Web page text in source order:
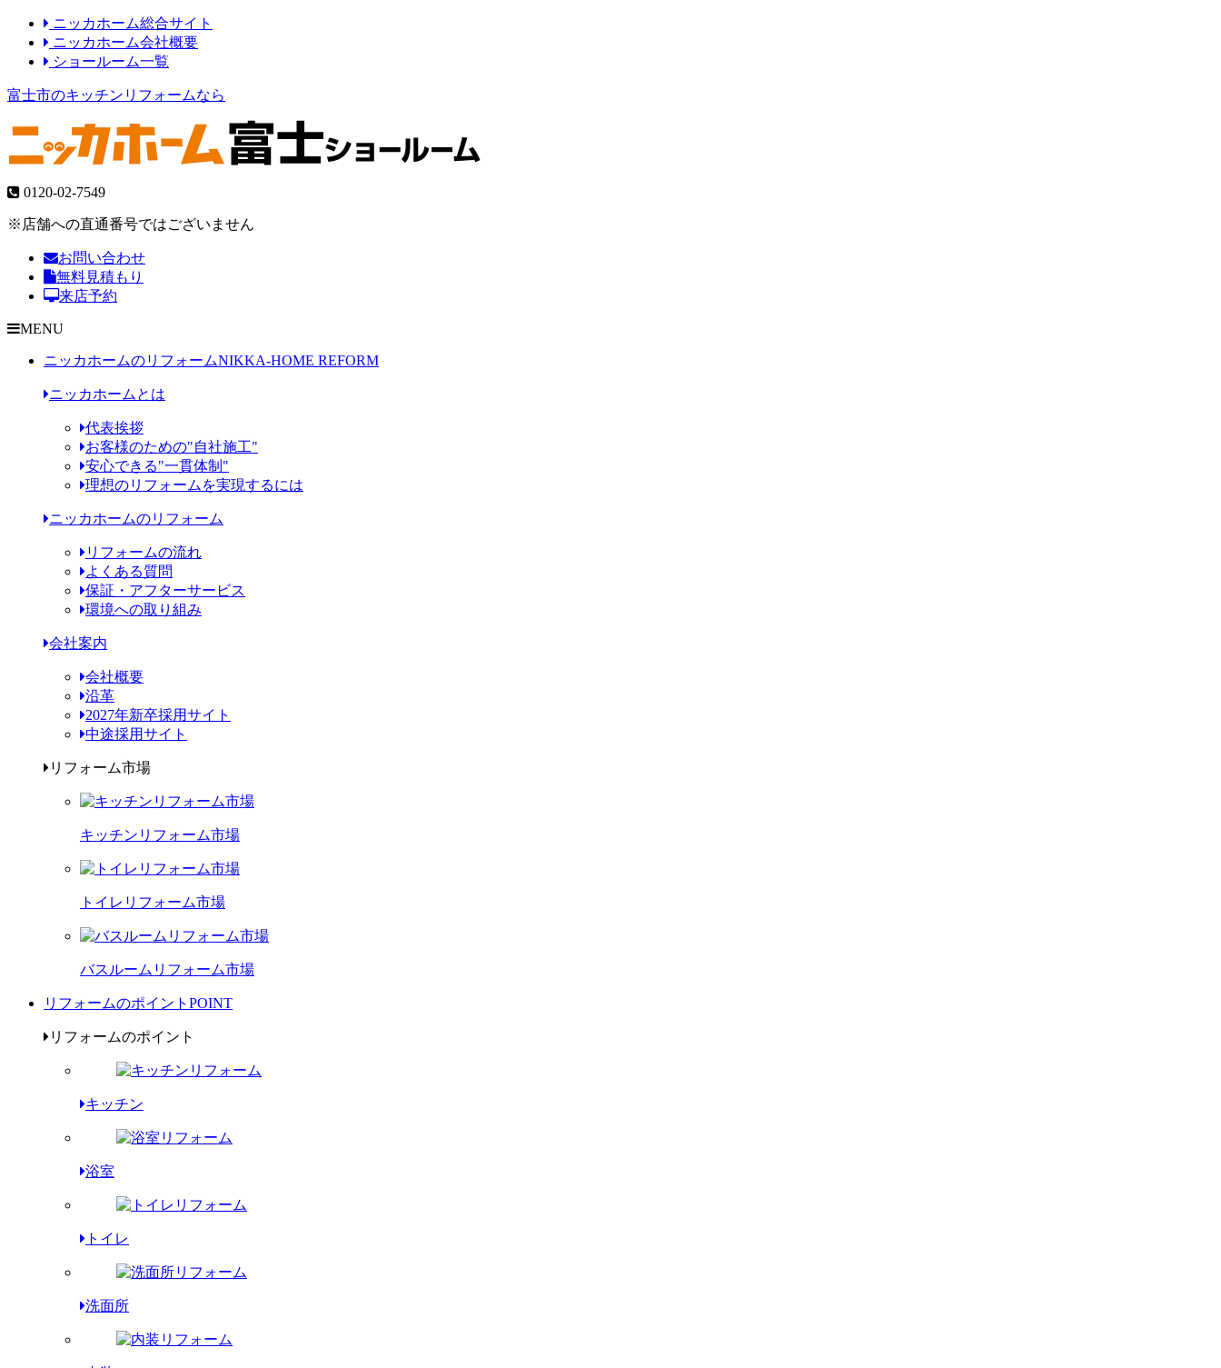
ニッカホーム総合サイト
ニッカホーム会社概要
ショールーム一覧
富士市のキッチンリフォームなら
0120-02-7549
※店舗への直通番号ではございません
お問い合わせ
無料見積もり
来店予約
MENU
ニッカホームのリフォームNIKKA-HOME REFORM
ニッカホームとは
代表挨拶
お客様のための"自社施工"
安心できる"一貫体制"
理想のリフォームを実現するには
ニッカホームのリフォーム
リフォームの流れ
よくある質問
保証・アフターサービス
環境への取り組み
会社案内
会社概要
沿革
2027年新卒採用サイト
中途採用サイト
リフォーム市場
キッチンリフォーム市場
トイレリフォーム市場
バスルームリフォーム市場
リフォームのポイント POINT
リフォームのポイント
キッチン
浴室
トイレ
洗面所